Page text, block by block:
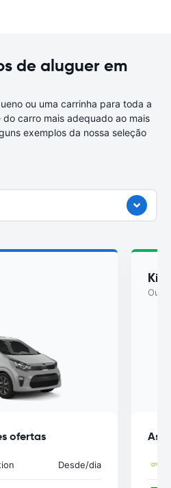
de aluguer em
ou uma carrinha para toda a
carro mais adequado ao mais
exemplos da nossa seleção
ofertas
Desde/dia
Kia
Ou
As